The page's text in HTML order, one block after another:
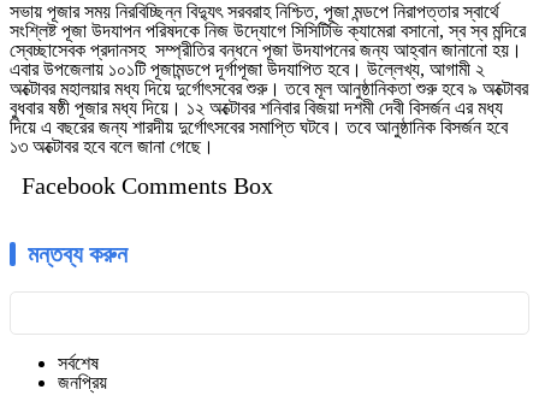
সভায় পূজার সময় নিরবিচ্ছিন্ন বিদ্যুৎ সরবরাহ নিশ্চিত, পূজা মন্ডপে নিরাপত্তার স্বার্থে
সংশ্লিষ্ট পূজা উদযাপন পরিষদকে নিজ উদ্যোগে সিসিটিভি ক্যামেরা বসানো, স্ব স্ব মন্দিরে
স্বেচ্ছাসেবক প্রদানসহ সম্প্রীতির বন্ধনে পূজা উদযাপনের জন্য আহ্বান জানানো হয়।
এবার উপজেলায় ১০১টি পূজামন্ডপে দূর্গাপূজা উদযাপিত হবে। উল্লেখ্য, আগামী ২
অক্টোবর মহালয়ার মধ্য দিয়ে দুর্গোৎসবের শুরু। তবে মূল আনুষ্ঠানিকতা শুরু হবে ৯ অক্টোবর
বুধবার ষষ্ঠী পূজার মধ্য দিয়ে। ১২ অক্টোবর শনিবার বিজয়া দশমী দেবী বিসর্জন এর মধ্য
দিয়ে এ বছরের জন্য শারদীয় দুর্গোৎসবের সমাপ্তি ঘটবে। তবে আনুষ্ঠানিক বিসর্জন হবে
১৩ অক্টোবর হবে বলে জানা গেছে।
Facebook Comments Box
মন্তব্য করুন
সর্বশেষ
জনপ্রিয়